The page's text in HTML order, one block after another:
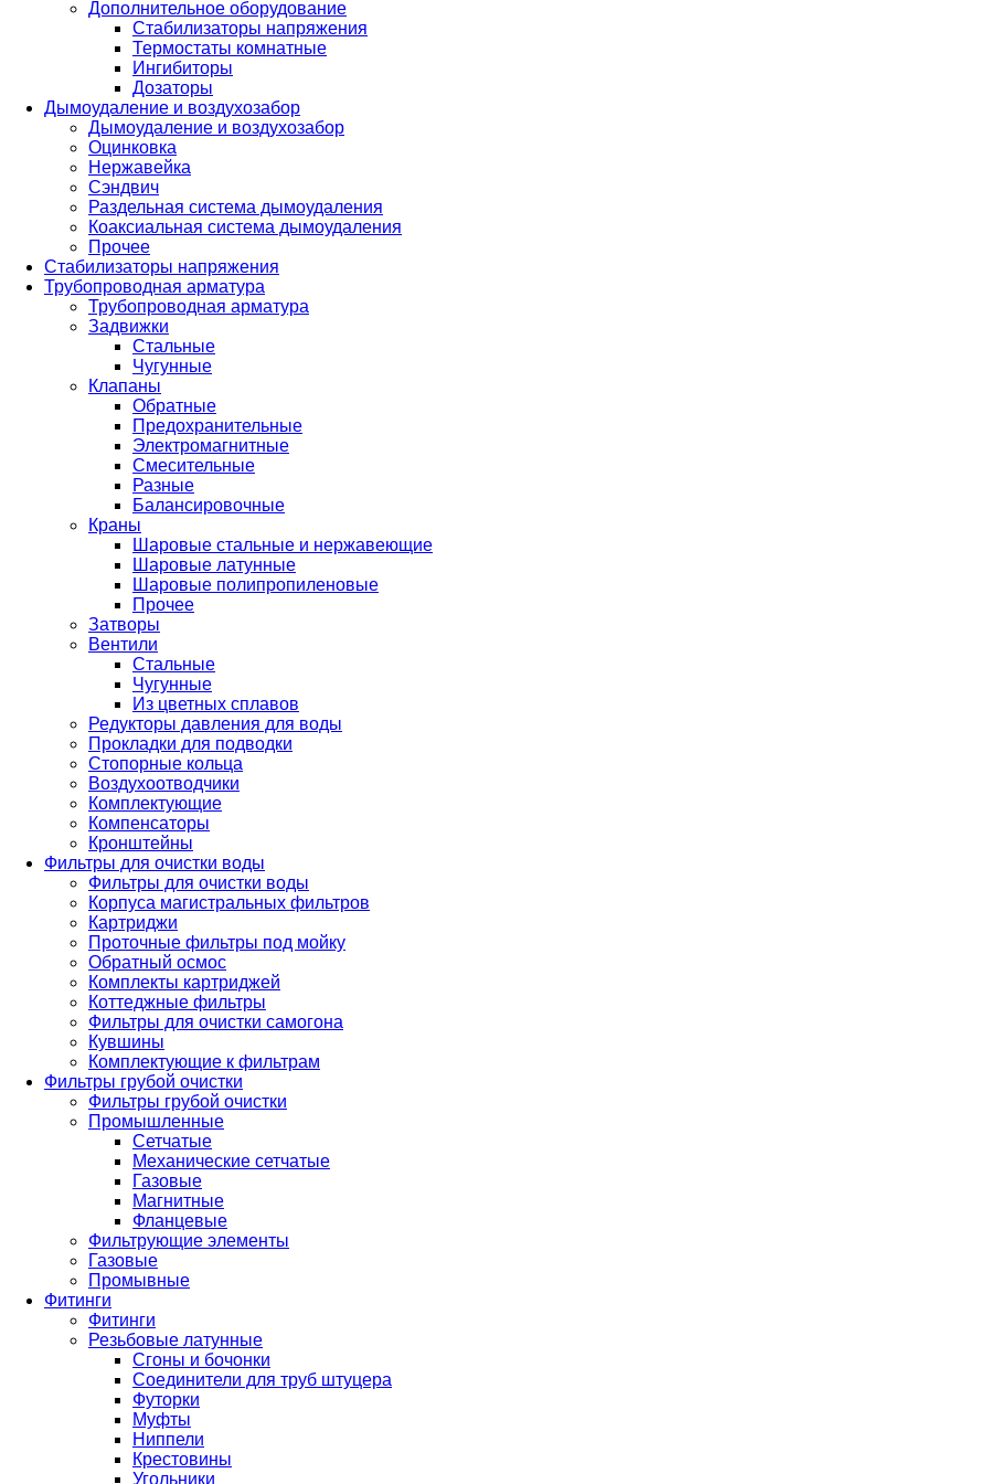
Дополнительное оборудование
Стабилизаторы напряжения
Термостаты комнатные
Ингибиторы
Дозаторы
Дымоудаление и воздухозабор
Дымоудаление и воздухозабор
Оцинковка
Нержавейка
Сэндвич
Раздельная система дымоудаления
Коаксиальная система дымоудаления
Прочее
Стабилизаторы напряжения
Трубопроводная арматура
Трубопроводная арматура
Задвижки
Стальные
Чугунные
Клапаны
Обратные
Предохранительные
Электромагнитные
Смесительные
Разные
Балансировочные
Краны
Шаровые стальные и нержавеющие
Шаровые латунные
Шаровые полипропиленовые
Прочее
Затворы
Вентили
Стальные
Чугунные
Из цветных сплавов
Редукторы давления для воды
Прокладки для подводки
Стопорные кольца
Воздухоотводчики
Комплектующие
Компенсаторы
Кронштейны
Фильтры для очистки воды
Фильтры для очистки воды
Корпуса магистральных фильтров
Картриджи
Проточные фильтры под мойку
Обратный осмос
Комплекты картриджей
Коттеджные фильтры
Фильтры для очистки самогона
Кувшины
Комплектующие к фильтрам
Фильтры грубой очистки
Фильтры грубой очистки
Промышленные
Сетчатые
Механические сетчатые
Газовые
Магнитные
Фланцевые
Фильтрующие элементы
Газовые
Промывные
Фитинги
Фитинги
Резьбовые латунные
Сгоны и бочонки
Соединители для труб штуцера
Футорки
Муфты
Ниппели
Крестовины
Угольники